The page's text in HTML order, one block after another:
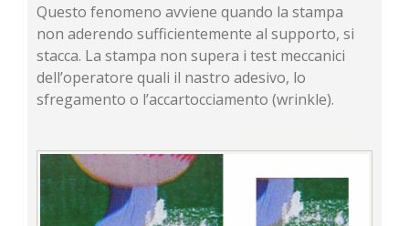
Questo fenomeno avviene quando la stampa
non aderendo sufficientemente al supporto, si
stacca. La stampa non supera i test meccanici
dell’operatore quali il nastro adesivo, lo
sfregamento o l’accartocciamento (wrinkle).